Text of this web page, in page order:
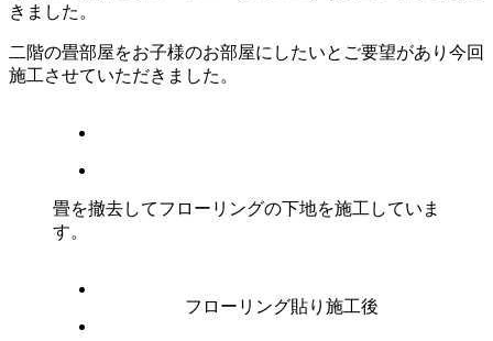
きました。
二階の畳部屋をお子様のお部屋にしたいとご要望があり今回
施工させていただきました。
畳を撤去してフローリングの下地を施工していま
す。
フローリング貼り施工後